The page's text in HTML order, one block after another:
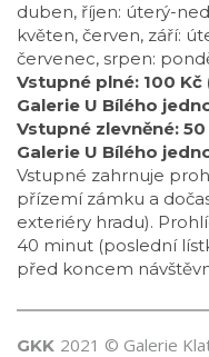
duben, říjen: úterý-
květen, červen, září:
červenec, srpen:
Vstupné plné: 100
Galerie U Bílého
Vstupné zlevněné:
Galerie U Bílého
Vstupné zahrnuje
přízemí zámku a
exteriéry hradu).
40 minut (poslední
před koncem
GKK 2021 © Galerie